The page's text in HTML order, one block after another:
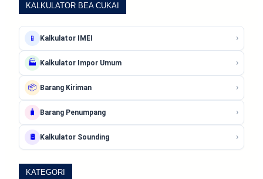
KALKULATOR BEA CUKAI
📱 Kalkulator IMEI ›
🏭 Kalkulator Impor Umum ›
📦 Barang Kiriman ›
🧳 Barang Penumpang ›
🛢️ Kalkulator Sounding ›
KATEGORI